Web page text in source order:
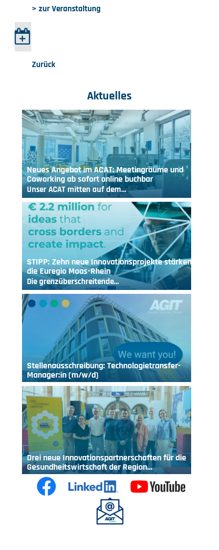
> zur Veranstaltung
Zurück
Aktuelles
Neues Angebot im ACAT: Meetingräume und
Coworking ab sofort online buchbar
Unser ACAT mitten auf dem…
STIPP: Zehn neue Innovationsprojekte stärken
die Euregio Maas-Rhein
Die grenzüberschreitende…
Stellenausschreibung: Technologietransfer-
Manager:in (m/w/d)
Drei neue Innovationspartnerschaften für die
Gesundheitswirtschaft der Region…